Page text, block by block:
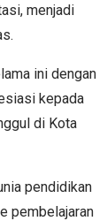
menjadi
ini dengan
kepada
di Kota
pendidikan
pembelajaran